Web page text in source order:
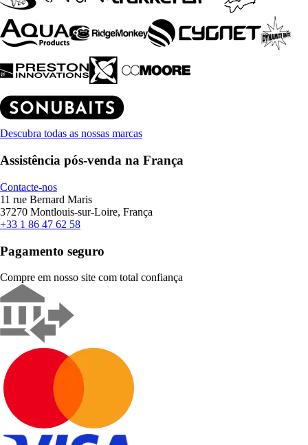
Descubra todas as nossas marcas
Assistência pós-venda na França
Contacte-nos
11 rue Bernard Maris
37270 Montlouis-sur-Loire, França
+33 1 86 47 62 58
Pagamento seguro
Compre em nosso site com total confiança